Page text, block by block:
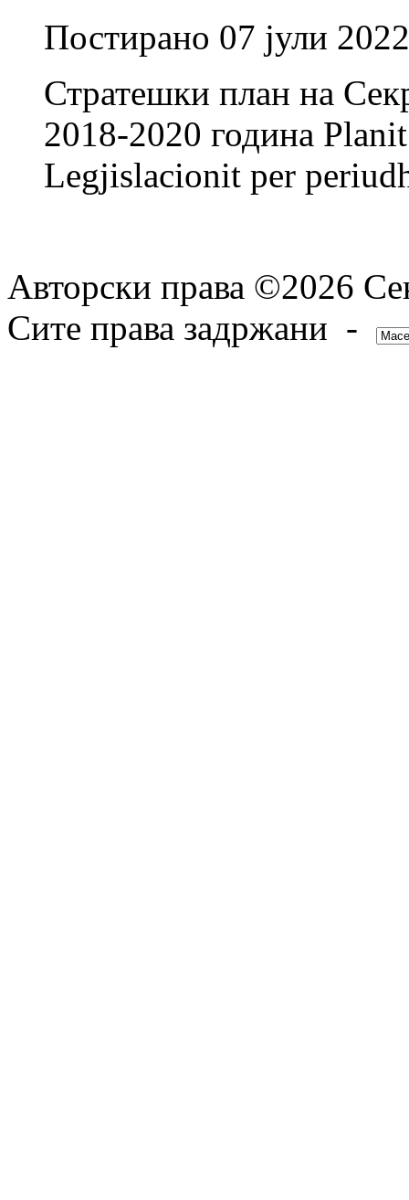
Постирано 07 јули 2022
Стратешки план на
2018-2020 година
Legjislacionit per
Авторски права ©2026
Сите права задржани -